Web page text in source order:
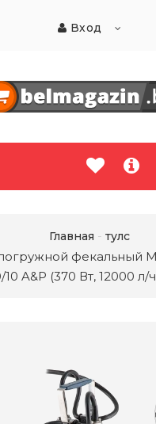
Вход
Главная тулс
фекальный
10 A&P (370 Вт, 12000 л/